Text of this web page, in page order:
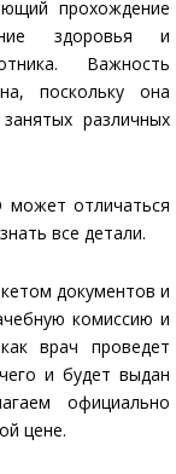
прохождение
здоровья и
Важность
поскольку она
различных
отличаться
все детали.
документов и
комиссию и
врач проведет
и будет выдан
официально
цене.